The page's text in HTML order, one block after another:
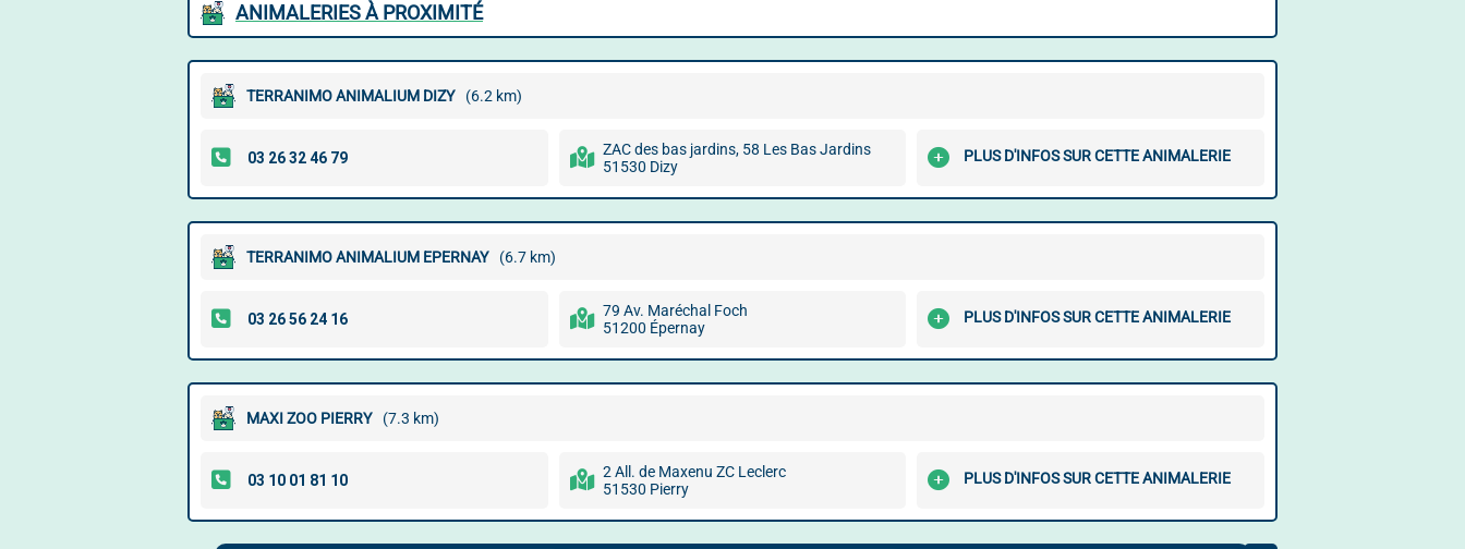
ANIMALERIES À PROXIMITÉ
TERRANIMO ANIMALIUM DIZY (6.2 km)
ZAC des bas jardins, 58 Les Bas Jardins
51530 Dizy
PLUS D'INFOS SUR CETTE ANIMALERIE
TERRANIMO ANIMALIUM EPERNAY (6.7 km)
79 Av. Maréchal Foch
51200 Épernay
PLUS D'INFOS SUR CETTE ANIMALERIE
MAXI ZOO PIERRY (7.3 km)
2 All. de Maxenu ZC Leclerc
51530 Pierry
PLUS D'INFOS SUR CETTE ANIMALERIE